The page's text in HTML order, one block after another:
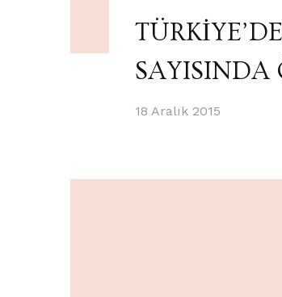
SAYISINDA
18 Aralık 2015